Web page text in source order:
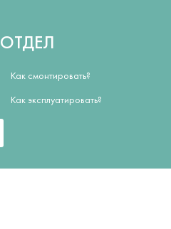
ОТДЕЛ
Как смонтировать?
Как эксплуатировать?